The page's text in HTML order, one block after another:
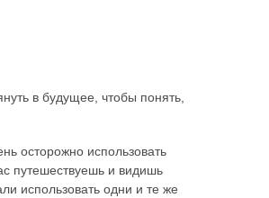
в будущее, чтобы понять,
осторожно использовать
путешествуешь и видишь
использовать одни и те же